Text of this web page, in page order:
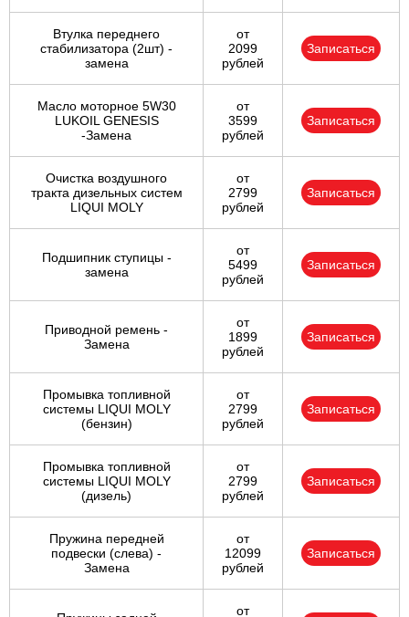
Втулка переднего
стабилизатора (2шт) -
замена
от
2099
рублей
Записаться
Масло моторное 5W30
LUKOIL GENESIS
-Замена
от
3599
рублей
Записаться
Очистка воздушного
тракта дизельных систем
LIQUI MOLY
от
2799
рублей
Записаться
Подшипник ступицы -
замена
от
5499
рублей
Записаться
Приводной ремень -
Замена
от
1899
рублей
Записаться
Промывка топливной
системы LIQUI MOLY
(бензин)
от
2799
рублей
Записаться
Промывка топливной
системы LIQUI MOLY
(дизель)
от
2799
рублей
Записаться
Пружина передней
подвески (слева) -
Замена
от
12099
рублей
Записаться
от